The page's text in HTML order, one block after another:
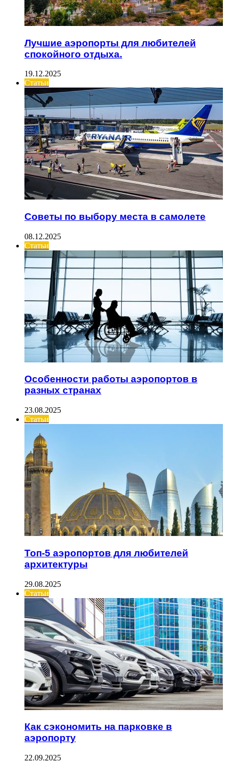
Лучшие аэропорты для любителей
спокойного отдыха.
19.12.2025
Статьи
Советы по выбору места в самолете
08.12.2025
Статьи
Особенности работы аэропортов в
разных странах
23.08.2025
Статьи
Топ-5 аэропортов для любителей
архитектуры
29.08.2025
Статьи
Как сэкономить на парковке в
аэропорту
22.09.2025